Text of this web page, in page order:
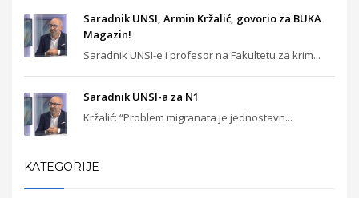
Saradnik UNSI, Armin Kržalić, govorio za BUKA
Magazin!
Saradnik UNSI-e i profesor na Fakultetu za krim...
Saradnik UNSI-a za N1
Kržalić: “Problem migranata je jednostavn...
KATEGORIJE